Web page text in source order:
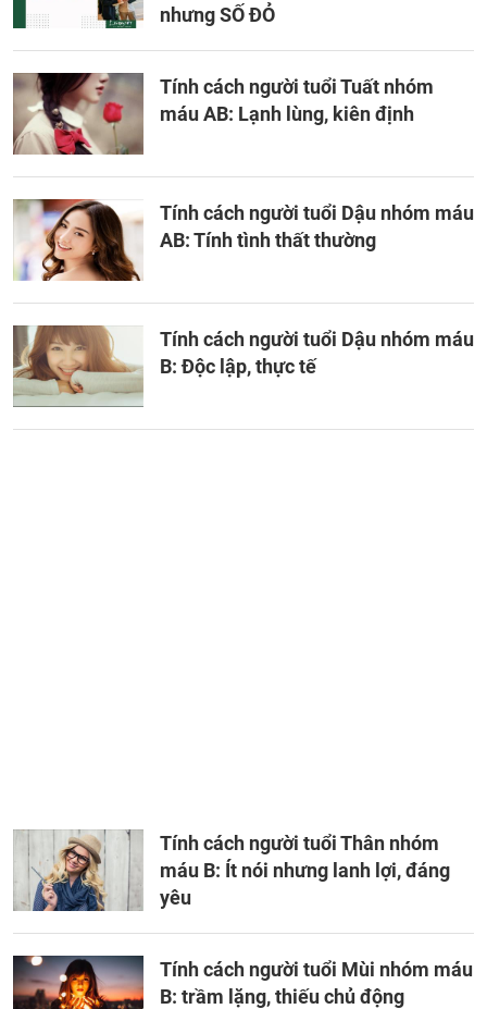
nhưng SỐ ĐỎ
Tính cách người tuổi Tuất nhóm
máu AB: Lạnh lùng, kiên định
Tính cách người tuổi Dậu nhóm máu
AB: Tính tình thất thường
Tính cách người tuổi Dậu nhóm máu
B: Độc lập, thực tế
Tính cách người tuổi Thân nhóm
máu B: Ít nói nhưng lanh lợi, đáng
yêu
Tính cách người tuổi Mùi nhóm máu
B: trầm lặng, thiếu chủ động